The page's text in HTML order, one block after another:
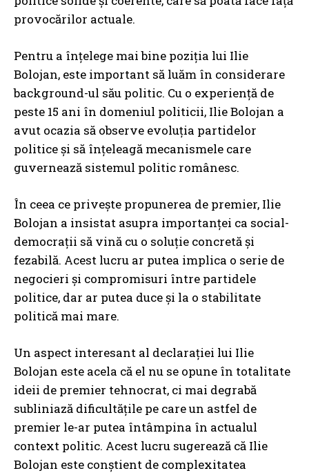
provocărilor actuale.
Pentru a înțelege mai bine poziția lui Ilie
Bolojan, este important să luăm în considerare
background-ul său politic. Cu o experiență de
peste 15 ani în domeniul politicii, Ilie Bolojan a
avut ocazia să observe evoluția partidelor
politice și să înțeleagă mecanismele care
guvernează sistemul politic românesc.
În ceea ce privește propunerea de premier, Ilie
Bolojan a insistat asupra importanței ca social-
democrații să vină cu o soluție concretă și
fezabilă. Acest lucru ar putea implica o serie de
negocieri și compromisuri între partidele
politice, dar ar putea duce și la o stabilitate
politică mai mare.
Un aspect interesant al declarației lui Ilie
Bolojan este acela că el nu se opune în totalitate
ideii de premier tehnocrat, ci mai degrabă
subliniază dificultățile pe care un astfel de
premier le-ar putea întâmpina în actualul
context politic. Acest lucru sugerează că Ilie
Bolojan este conștient de complexitatea